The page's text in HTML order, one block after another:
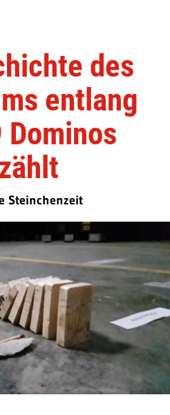
des
entlang
Steinchenzeit